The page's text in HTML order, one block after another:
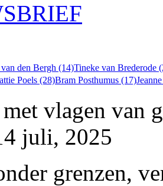
den Bergh (14)Tineke van Brederode
Poels (28)Bram Posthumus (17)
vlagen van
juli, 2025
grenzen,